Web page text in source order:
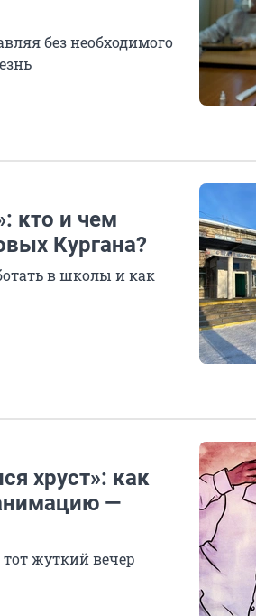
без необходимого
кто и чем
Кургана?
в школы и как
хруст»: как
—
жуткий вечер